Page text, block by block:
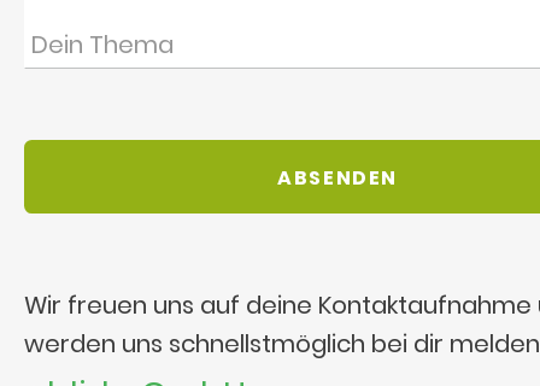
Wir freuen uns auf deine Kontaktaufnahme
werden uns schnellstmöglich bei dir